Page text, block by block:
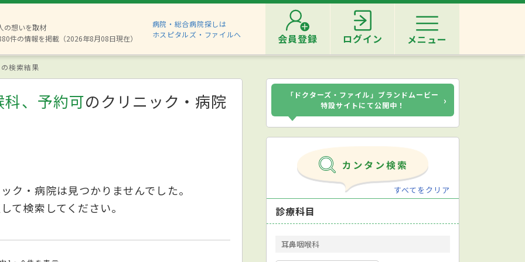
の想いを取材
件の情報を掲載（2026年8月08日現在）
病院・総合病院探しは
ホスピタルズ・ファイルへ
会員登録 ログイン メニュー
検索結果
、予約可のクリニック・病院
ク・病院は見つかりませんでした。
て検索してください。
「ドクターズ・ファイル」ブランドムービー
特設サイトにて公開中！
›
すべてをクリア
診療科目
耳鼻咽喉科